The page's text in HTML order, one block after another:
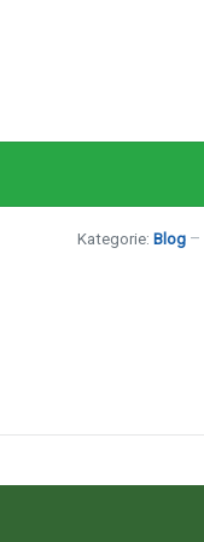
Kategorie: Blog